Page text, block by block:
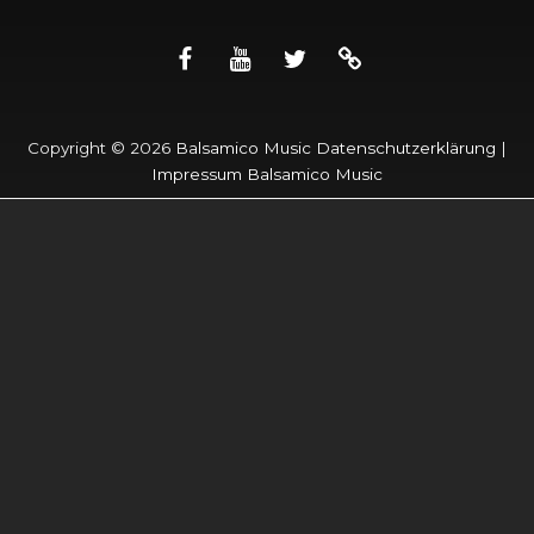
facebookyoutubetwitterapple
Copyright © 2026 Balsamico Music Datenschutzerklärung |
Impressum Balsamico Music